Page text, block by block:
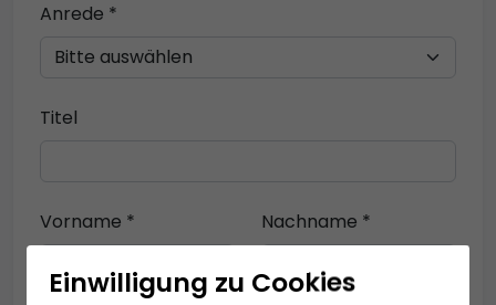
Anrede *
Titel
Vorname * Nachname *
Einwilligung zu Cookies